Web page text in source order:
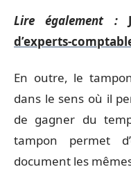
Lire également :
d’experts-
En outre, le
dans le sens où il
de gagner du
tampon permet
document les